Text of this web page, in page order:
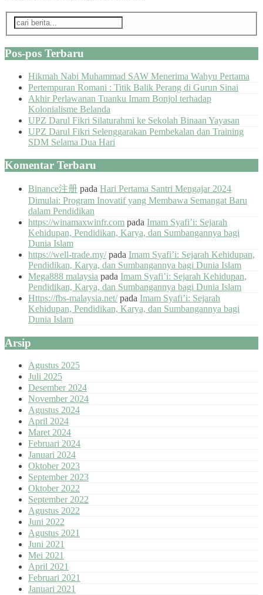
Pos-pos Terbaru
Hikmah Nabi Muhammad SAW Menerima Wahyu Pertama
Pertempuran Romani : Titik Balik Perang di Gurun Sinai
Akhir Perlawanan Tuanku Imam Bonjol terhadap
Kolonialisme Belanda
UPZ Darul Fikri Silaturahmi ke Sekolah Binaan Yayasan
UPZ Darul Fikri Selenggarakan Pembekalan dan Training
SDM Selama Dua Hari
Komentar Terbaru
Binance注册 pada Hari Pertama Santri Mengajar 2024
Dimulai: Program Inovatif yang Membawa Semangat Baru
dalam Pendidikan
https://winamaxwinfr.com pada Imam Syafi’i: Sejarah
Kehidupan, Pendidikan, Karya, dan Sumbangannya bagi
Dunia Islam
https://well-trade.my/pada Imam Syafi’i: Sejarah Kehidupan,
Pendidikan, Karya, dan Sumbangannya bagi Dunia Islam
Mega888 malaysia pada Imam Syafi’i: Sejarah Kehidupan,
Pendidikan, Karya, dan Sumbangannya bagi Dunia Islam
Https://fbs-malaysia.net/pada Imam Syafi’i: Sejarah
Kehidupan, Pendidikan, Karya, dan Sumbangannya bagi
Dunia Islam
Arsip
Agustus 2025
Juli 2025
Desember 2024
November 2024
Agustus 2024
April 2024
Maret 2024
Februari 2024
Januari 2024
Oktober 2023
September 2023
Oktober 2022
September 2022
Agustus 2022
Juni 2022
Agustus 2021
Juni 2021
Mei 2021
April 2021
Februari 2021
Januari 2021